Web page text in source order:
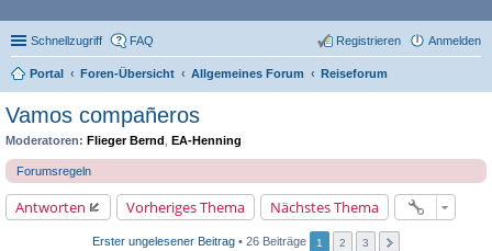
Schnellzugriff FAQ Anmelden
Registrieren
Portal Foren-Übersicht Allgemeines Forum Reiseforum
Vamos compañeros
Moderatoren: Flieger Bernd EA-Henning
Forumsregeln
Antworten Vorheriges Thema Nächstes Thema
Erster ungelesener Beitrag • 26 Beiträge 1 2 3